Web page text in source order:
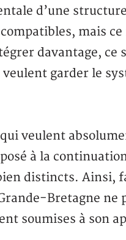
d’une
mais
davantage, ce
garder le
veulent
à la
distincts. Ainsi,
Bretagne ne
soumises à son